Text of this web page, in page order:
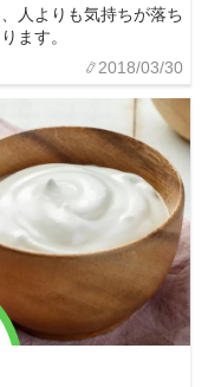
人よりも気持ちが落ち
ます。
2018/03/30